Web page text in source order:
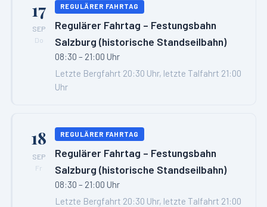
17
SEP
Do
REGULÄRER FAHRTAG
Regulärer Fahrtag – Festungsbahn
Salzburg (historische Standseilbahn)
08:30 – 21:00 Uhr
Letzte Bergfahrt 20:30 Uhr, letzte Talfahrt 21:00
Uhr
18
SEP
Fr
REGULÄRER FAHRTAG
Regulärer Fahrtag – Festungsbahn
Salzburg (historische Standseilbahn)
08:30 – 21:00 Uhr
Letzte Bergfahrt 20:30 Uhr, letzte Talfahrt 21:00